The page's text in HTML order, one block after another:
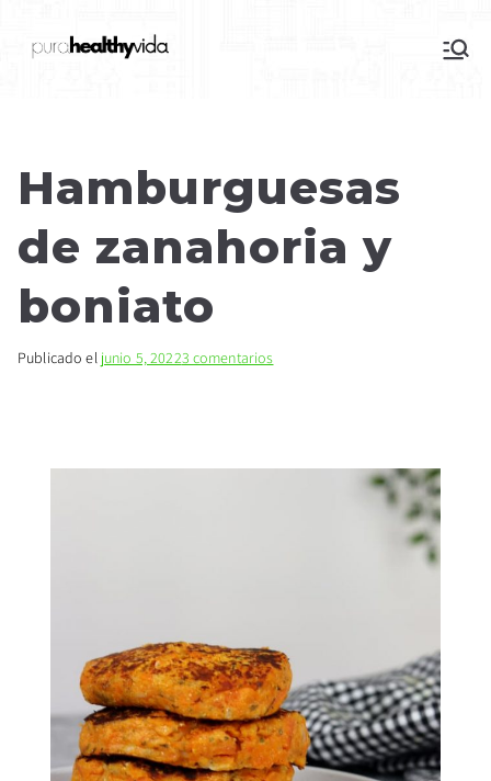
Hamburguesas
de zanahoria y
boniato
Publicado el junio 5, 20223 comentarios